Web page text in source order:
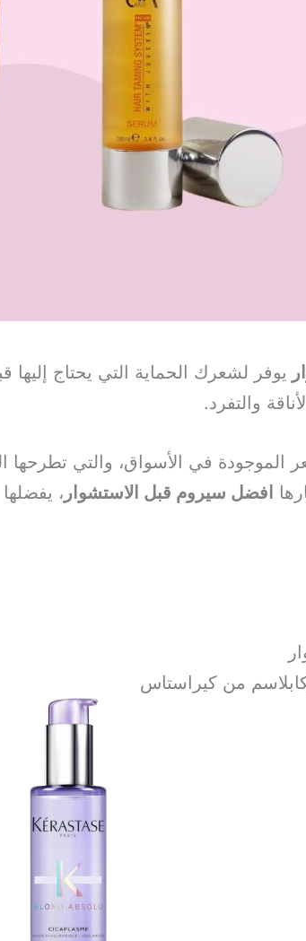
يوفر لشعرك الحماية التي يحتاج
والتفرد.
الموجودة في الأسواق، والتي
افضل سيروم قبل الاستشوار ،